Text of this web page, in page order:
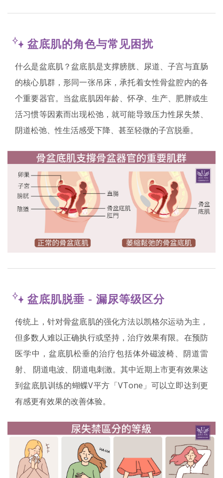
盆底肌的角色与常见困扰
什么是盆底肌？盆底肌是支撑膀胱、尿道、子宫与直肠
的核心肌群，形同一张吊床，承托着女性骨盆腔内的各
个重要器官。当盆底肌因年龄、怀孕、生产、肥胖或生
活习惯等因素而出现松弛，就可能导致压力性尿失禁、
阴道松弛、性生活感受下降、甚至轻微的子宫脱垂。
盆底肌脱垂 - 漏尿等级区分
传统上，针对骨盆底肌的强化方法以凯格尔运动为主，
但多数人难以正确执行或坚持，治疗效果有限。在预防
医学中，盆底肌松垂的治疗包括体外磁波椅、阴道雷
射、 阴道电波、阴道电刺激。其中近期上市更有效果达
到盆底肌训练的蝴蝶V平方「VTone」可以立即达到更
有感更有效果的改善体验。